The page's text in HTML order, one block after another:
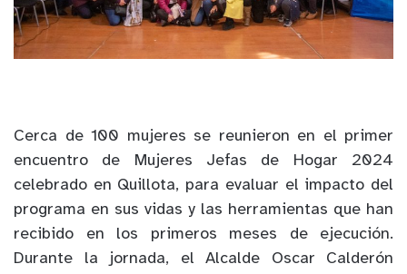
Cerca de 100 mujeres se reunieron en el primer
encuentro de Mujeres Jefas de Hogar 2024
celebrado en Quillota, para evaluar el impacto del
programa en sus vidas y las herramientas que han
recibido en los primeros meses de ejecución.
Durante la jornada, el Alcalde Oscar Calderón